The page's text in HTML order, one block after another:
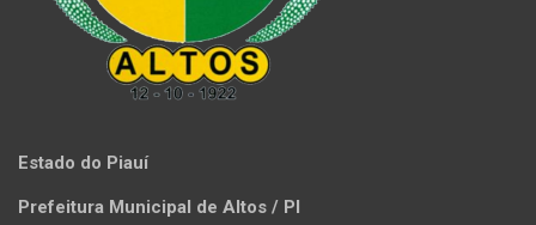
Estado do Piauí
Prefeitura Municipal de Altos / PI